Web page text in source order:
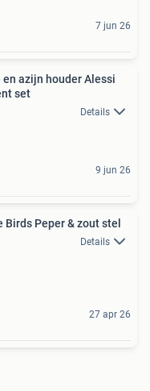
7 jun 26
azijn houder Alessi
set
Details
9 jun 26
Peper & zout stel
Details
27 apr 26